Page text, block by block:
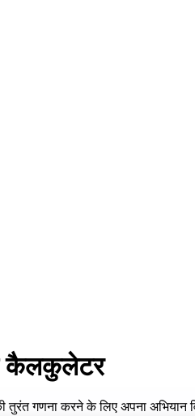
कैलकुलेटर
तुरंत गणना करने के लिए अपना